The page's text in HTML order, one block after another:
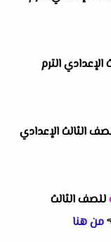
الترم
الثالث الإعدادي
للصف الثالث
من هنا